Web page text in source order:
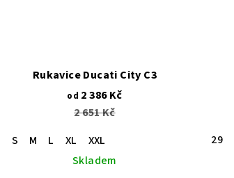
Rukavice Ducati City C3
od 2 386 Kč
2 651 Kč
S
M L XL
XXL
Skladem
29